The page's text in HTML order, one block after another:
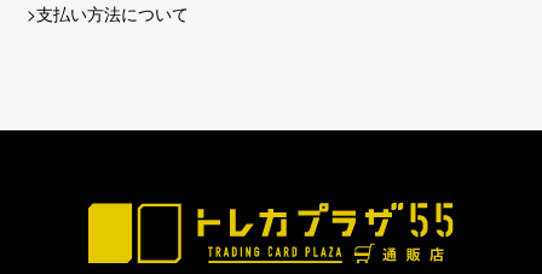
>支払い方法について